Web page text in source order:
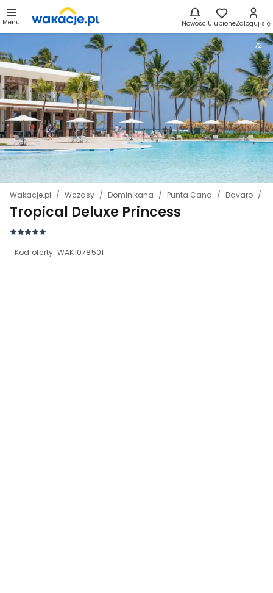
Menu NowościUlubioneZaloguj się
Wakacje.pl Wczasy Dominikana Punta Cana Bavaro
Tropical Deluxe Princess
Kod oferty: WAK1078501
72